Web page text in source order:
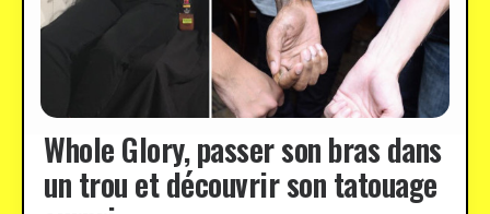
Whole Glory, passer son bras dans
un trou et découvrir son tatouage